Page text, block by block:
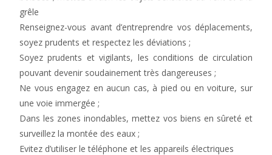
grêle
Renseignez-vous avant d’entreprendre vos déplacements,
soyez prudents et respectez les déviations ;
Soyez prudents et vigilants, les conditions de circulation
pouvant devenir soudainement très dangereuses ;
Ne vous engagez en aucun cas, à pied ou en voiture, sur
une voie immergée ;
Dans les zones inondables, mettez vos biens en sûreté et
surveillez la montée des eaux ;
Evitez d’utiliser le téléphone et les appareils électriques